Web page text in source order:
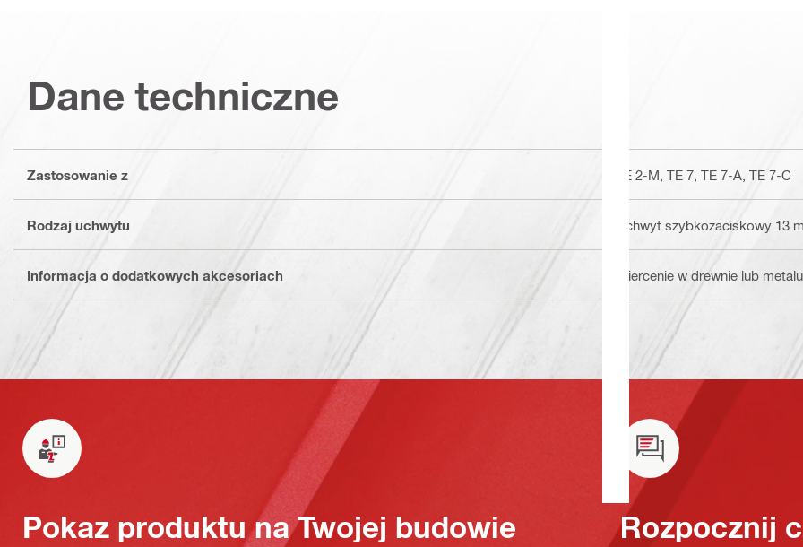
Dane techniczne
Zastosowanie z TE 2-M, TE 7, TE 7-A, TE 7-C
Rodzaj uchwytu Uchwyt szybkozaciskowy 13
Informacja o dodatkowych akcesoriach Wiercenie w drewnie lub metalu
Pokaz produktu na Twojej budowie Rozpocznij